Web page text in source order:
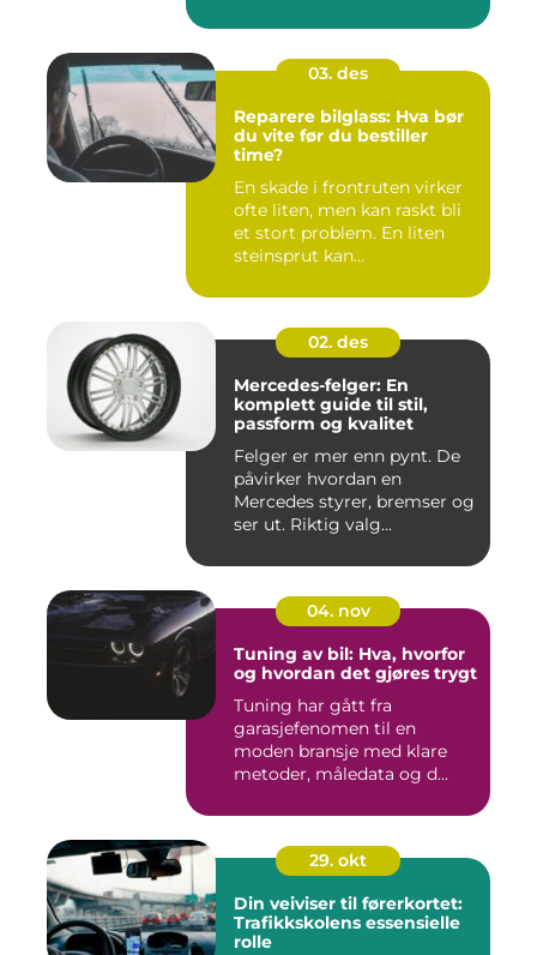
03. des
Reparere bilglass: Hva bør
du vite før du bestiller
time?
En skade i frontruten virker
ofte liten, men kan raskt bli
et stort problem. En liten
steinsprut kan...
02. des
Mercedes-felger: En
komplett guide til stil,
passform og kvalitet
Felger er mer enn pynt. De
påvirker hvordan en
Mercedes styrer, bremser og
ser ut. Riktig valg...
04. nov
Tuning av bil: Hva, hvorfor
og hvordan det gjøres trygt
Tuning har gått fra
garasjefenomen til en
moden bransje med klare
metoder, måledata og d...
29. okt
Din veiviser til førerkortet:
Trafikkskolens essensielle
rolle